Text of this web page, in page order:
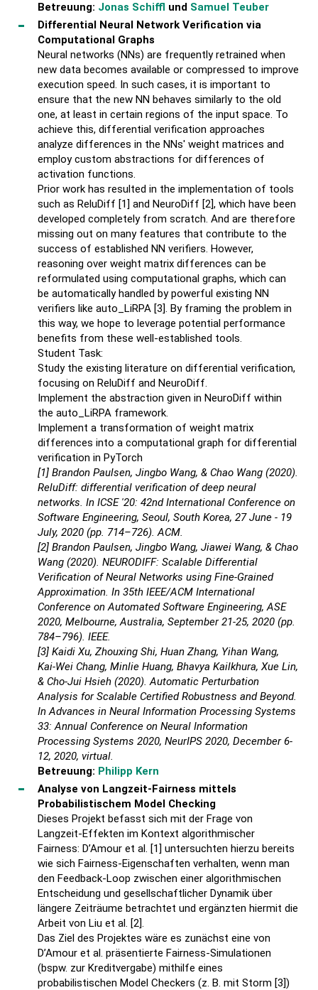
Betreuung: Jonas Schiffl und Samuel Teuber
Differential Neural Network Verification via
Computational Graphs
Neural networks (NNs) are frequently retrained when
new data becomes available or compressed to improve
execution speed. In such cases, it is important to
ensure that the new NN behaves similarly to the old
one, at least in certain regions of the input space. To
achieve this, differential verification approaches
analyze differences in the NNs' weight matrices and
employ custom abstractions for differences of
activation functions.
Prior work has resulted in the implementation of tools
such as ReluDiff [1] and NeuroDiff [2], which have been
developed completely from scratch. And are therefore
missing out on many features that contribute to the
success of established NN verifiers. However,
reasoning over weight matrix differences can be
reformulated using computational graphs, which can
be automatically handled by powerful existing NN
verifiers like auto_LiRPA [3]. By framing the problem in
this way, we hope to leverage potential performance
benefits from these well-established tools.
Student Task:
Study the existing literature on differential verification,
focusing on ReluDiff and NeuroDiff.
Implement the abstraction given in NeuroDiff within
the auto_LiRPA framework.
Implement a transformation of weight matrix
differences into a computational graph for differential
verification in PyTorch
[1] Brandon Paulsen, Jingbo Wang, & Chao Wang (2020).
ReluDiff: differential verification of deep neural
networks. In ICSE '20: 42nd International Conference on
Software Engineering, Seoul, South Korea, 27 June - 19
July, 2020 (pp. 714–726). ACM.
[2] Brandon Paulsen, Jingbo Wang, Jiawei Wang, & Chao
Wang (2020). NEURODIFF: Scalable Differential
Verification of Neural Networks using Fine-Grained
Approximation. In 35th IEEE/ACM International
Conference on Automated Software Engineering, ASE
2020, Melbourne, Australia, September 21-25, 2020 (pp.
784–796). IEEE.
[3] Kaidi Xu, Zhouxing Shi, Huan Zhang, Yihan Wang,
Kai-Wei Chang, Minlie Huang, Bhavya Kailkhura, Xue Lin,
& Cho-Jui Hsieh (2020). Automatic Perturbation
Analysis for Scalable Certified Robustness and Beyond.
In Advances in Neural Information Processing Systems
33: Annual Conference on Neural Information
Processing Systems 2020, NeurIPS 2020, December 6-
12, 2020, virtual.
Betreuung: Philipp Kern
Analyse von Langzeit-Fairness mittels
Probabilistischem Model Checking
Dieses Projekt befasst sich mit der Frage von
Langzeit-Effekten im Kontext algorithmischer
Fairness: D’Amour et al. [1] untersuchten hierzu bereits
wie sich Fairness-Eigenschaften verhalten, wenn man
den Feedback-Loop zwischen einer algorithmischen
Entscheidung und gesellschaftlicher Dynamik über
längere Zeiträume betrachtet und ergänzten hiermit die
Arbeit von Liu et al. [2].
Das Ziel des Projektes wäre es zunächst eine von
D’Amour et al. präsentierte Fairness-Simulationen
(bspw. zur Kreditvergabe) mithilfe eines
probabilistischen Model Checkers (z. B. mit Storm [3])